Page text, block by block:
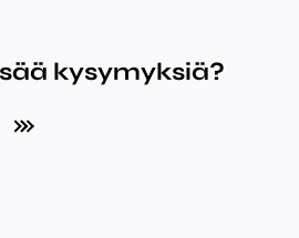
kysymyksiä?